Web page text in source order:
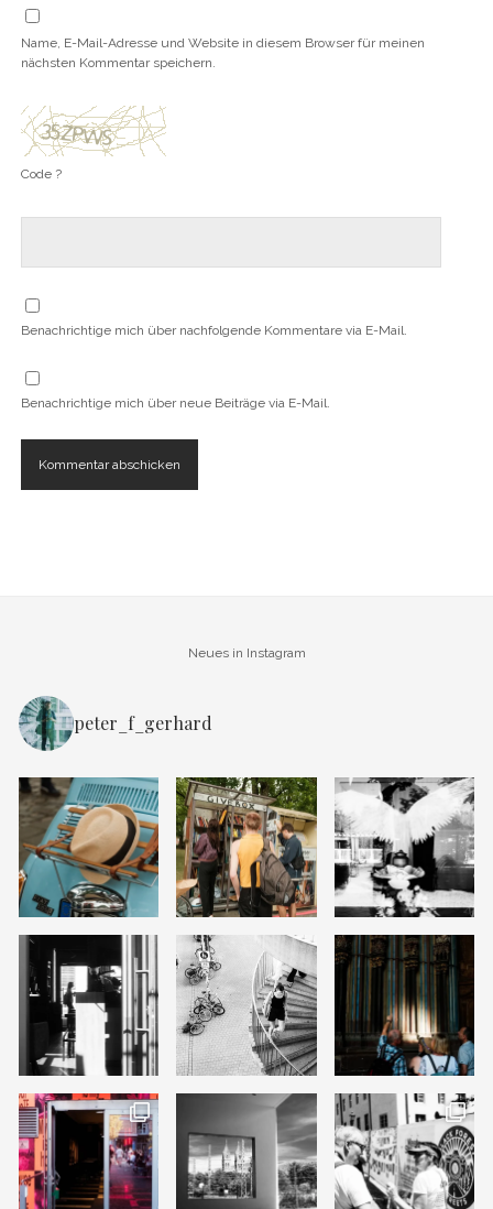
Name, E-Mail-Adresse und Website in diesem Browser für meinen
nächsten Kommentar speichern.
Code ?
Benachrichtige mich über nachfolgende Kommentare via E-Mail.
Benachrichtige mich über neue Beiträge via E-Mail.
Neues in Instagram
peter_f_gerhard